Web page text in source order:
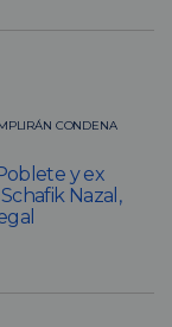
CONDENA
y ex
Nazal,